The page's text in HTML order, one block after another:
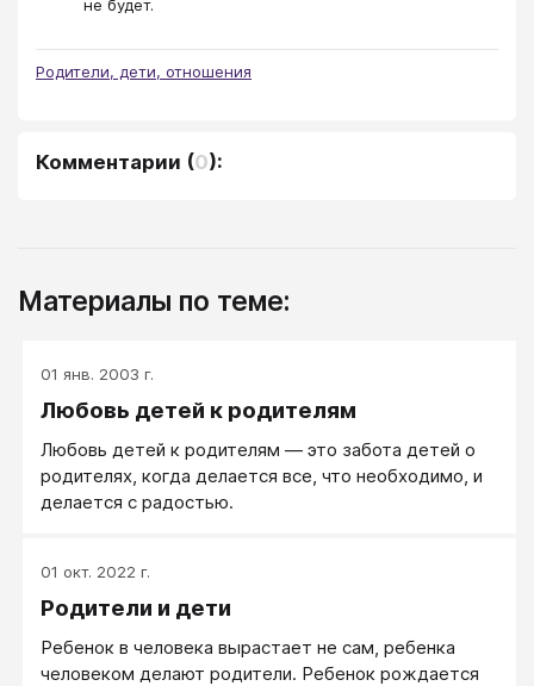
не будет.
Родители, дети, отношения
Комментарии (0):
Материалы по теме:
01 янв. 2003 г.
Любовь детей к родителям
Любовь детей к родителям — это забота детей о
родителях, когда делается все, что необходимо, и
делается с радостью.
01 окт. 2022 г.
Родители и дети
Ребенок в человека вырастает не сам, ребенка
человеком делают родители. Ре­бе­нок рож­да­ет­ся